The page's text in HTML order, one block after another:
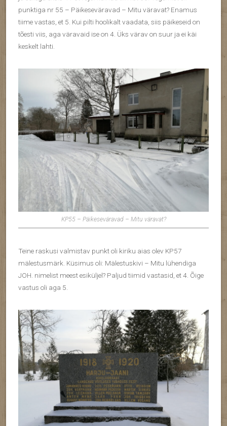
punktiga nr 55 – Päikeseväravad – Mitu väravat? Enamus
tiime vastas, et 5. Kui pilti hoolikalt vaadata, siis päikeseid on
tõesti viis, aga väravaid ise on 4. Üks värav on suur ja ei käi
keskelt lahti.
KP55 – Päikeseväravad – Mitu väravat?
Teine raskusi valmistav punkt oli kiriku aias olev KP57
mälestusmärk. Küsimus oli: Mälestuskivi – Mitu lühendiga
JOH. nimelist meest esiküljel? Paljud tiimid vastasid, et 4. Õige
vastus oli aga 5.